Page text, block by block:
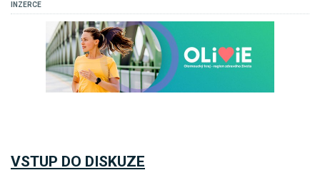
INZERCE
VSTUP DO DISKUZE